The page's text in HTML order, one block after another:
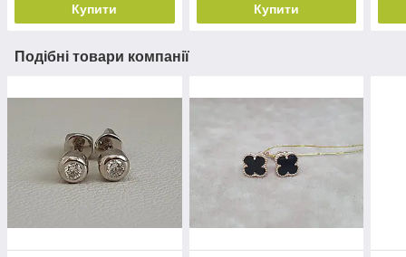
Купити Купити
Подібні товари компанії